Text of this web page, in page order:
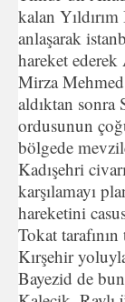
kalan
anlaşarak
hareket
Mirza
aldıktan sonra
ordusunun
bölgede
Kadışehri
karşılamayı
hareketini
Tokat
Kırşehir
Bayezid de